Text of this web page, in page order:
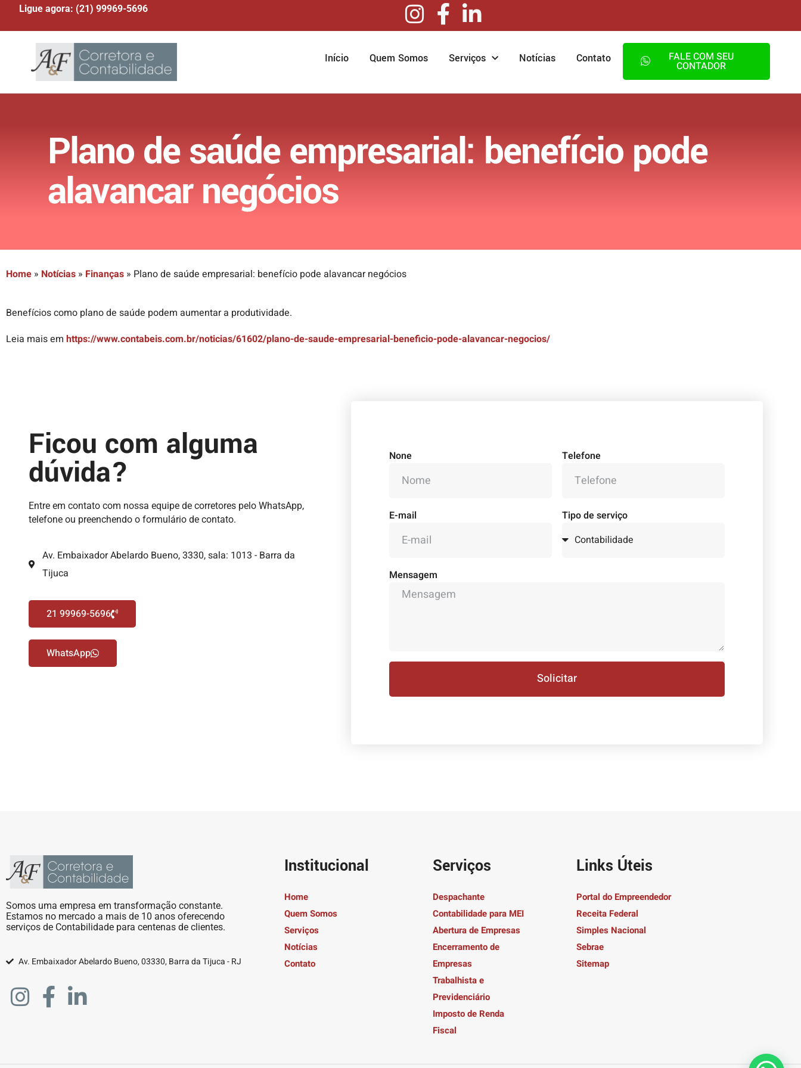
Ligue agora: (21) 99969-5696
Início Quem Somos Serviços Notícias Contato FALE COM SEU
CONTADOR
Plano de saúde empresarial: benefício pode
alavancar negócios
Home » Notícias » Finanças » Plano de saúde empresarial: benefício pode alavancar negócios
Benefícios como plano de saúde podem aumentar a produtividade.
Leia mais em https://www.contabeis.com.br/noticias/61602/plano-de-saude-empresarial-beneficio-pode-alavancar-negocios/
Ficou com alguma
dúvida?
Entre em contato com nossa equipe de corretores pelo WhatsApp,
telefone ou preenchendo o formulário de contato.
Av. Embaixador Abelardo Bueno, 3330, sala: 1013 - Barra da
Tijuca
21 99969-5696
WhatsApp
None Telefone
E-mail Tipo de serviço
Mensagem
Solicitar
Somos uma empresa em transformação constante.
Estamos no mercado a mais de 10 anos oferecendo
serviços de Contabilidade para centenas de clientes.
Av. Embaixador Abelardo Bueno, 03330, Barra da Tijuca - RJ
Institucional
Home
Quem Somos
Serviços
Notícias
Contato
Serviços
Despachante
Contabilidade para MEI
Abertura de Empresas
Encerramento de
Empresas
Trabalhista e
Previdenciário
Imposto de Renda
Fiscal
Links Úteis
Portal do Empreendedor
Receita Federal
Simples Nacional
Sebrae
Sitemap